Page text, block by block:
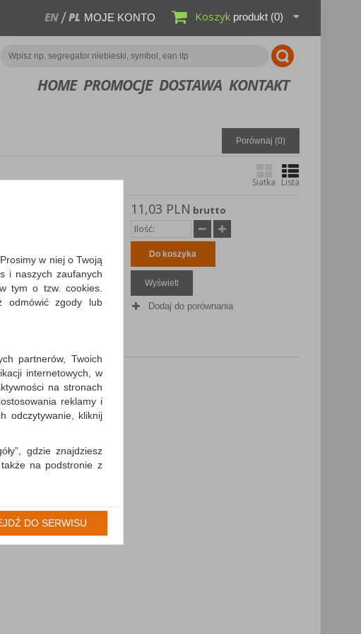
EN PL MOJE KONTO Koszyk produkt (0)
HOME PROMOCJE DOSTAWA KONTAKT
Porównaj (0)
Siatka Lista
11,03 PLN brutto
Do koszyka
Wyświetl
Dodaj do porównania
w niej o Twoją
i naszych zaufanych
tym o tzw. cookies.
odmówić zgody lub
partnerów, Twoich
internetowych, w
na stronach
reklamy i
odczytywanie, kliknij
gdzie znajdziesz
na podstronie z
realizację Umowy z
w szczególności np.
prawidłowych
wcześniejsza zgoda
DO SERWISU